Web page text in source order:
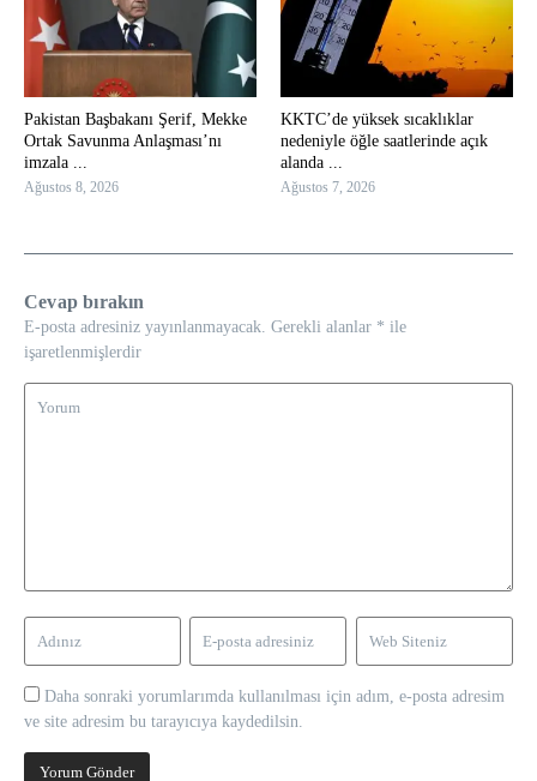
Pakistan Başbakanı Şerif, Mekke
Ortak Savunma Anlaşması’nı
imzala ...
Ağustos 8, 2026
KKTC’de yüksek sıcaklıklar
nedeniyle öğle saatlerinde açık
alanda ...
Ağustos 7, 2026
Cevap bırakın
E-posta adresiniz yayınlanmayacak. Gerekli alanlar * ile
işaretlenmişlerdir
Daha sonraki yorumlarımda kullanılması için adım, e-posta adresim
ve site adresim bu tarayıcıya kaydedilsin.